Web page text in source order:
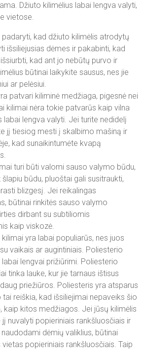
Džiuto kilimėlius labai lengva valyti,
vietose.
kad džiuto kilimėlis atrodytų
išsiliejusias dėmes ir pakabinti, kad
kad ant jo nebūtų purvo ir
būtinai laikykite sausus, nes jie
ar pelėsiui.
patvari kiliminė medžiaga, pigesnė nei
kilimai nėra tokie patvarūs kaip vilna
labai lengva valyti. Jei turite nedidelį
jį tiesiog mesti į skalbimo mašiną ir
kad sunaikintumėte kvapą
turi būti valomi sauso valymo būdu,
būdu, pluoštai gali susitraukti,
blizgesį. Jei reikalingas
būtinai rinkitės sauso valymo
dirbant su subtiliomis
kaip viskozė.
kilimai yra labai populiarūs, nes juos
vaikais ar augintiniais. Poliesterio
lengvai prižiūrimi. Poliesterio
tinka lauke, kur jie tarnaus ištisus
priežiūros. Poliesteris yra atsparus
tai reiškia, kad išsiliejimai nepaveiks šio
kaip kitos medžiagos. Jei jūsų kilimėlis
nuvalyti popieriniais rankšluosčiais ir
dėmių valiklius, būtinai
vietas popieriniais rankšluosčiais. Taip